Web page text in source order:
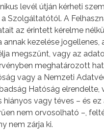
levél útján kérheti
Szolgáltatótól. A
az érintett kérelme
kezelése jogellenes,
megszűnt, vagy az
meghatározott
vagy a Nemzeti
Hatóság elrendelte,
hiányos vagy téves – és ez
nem orvosolható –,
nem zárja ki.